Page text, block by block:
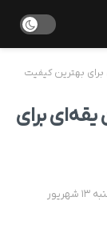
بهترین کیفیت
برای
یکشنبه 9 شهریور 1404 - 19:00 - به‌روزشده در پنجشنبه 13 شهریور